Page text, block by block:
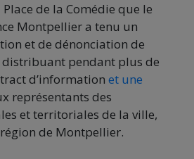
Place de la Comédie que le
Montpellier a tenu un
et de dénonciation de
distribuant pendant plus de
d’information et une
représentants des
et territoriales de la ville,
de Montpellier.